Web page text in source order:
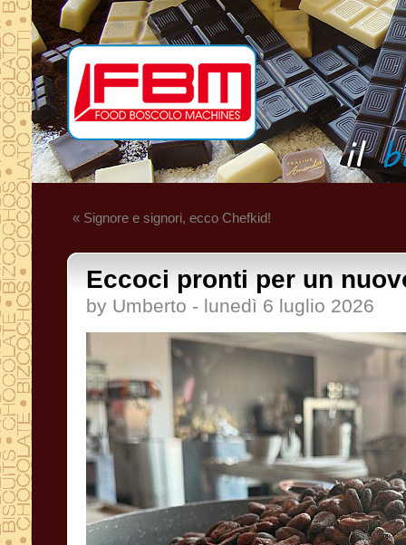
« Signore e signori, ecco Chefkid!
Eccoci pronti per un
by Umberto - lunedì 6 luglio 2026